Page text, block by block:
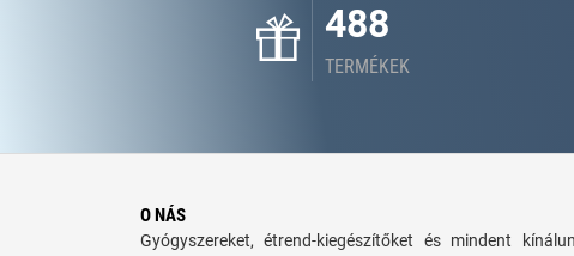
488
TERMÉKEK
O NÁS
Gyógyszereket, étrend-kiegészítőket és mindent